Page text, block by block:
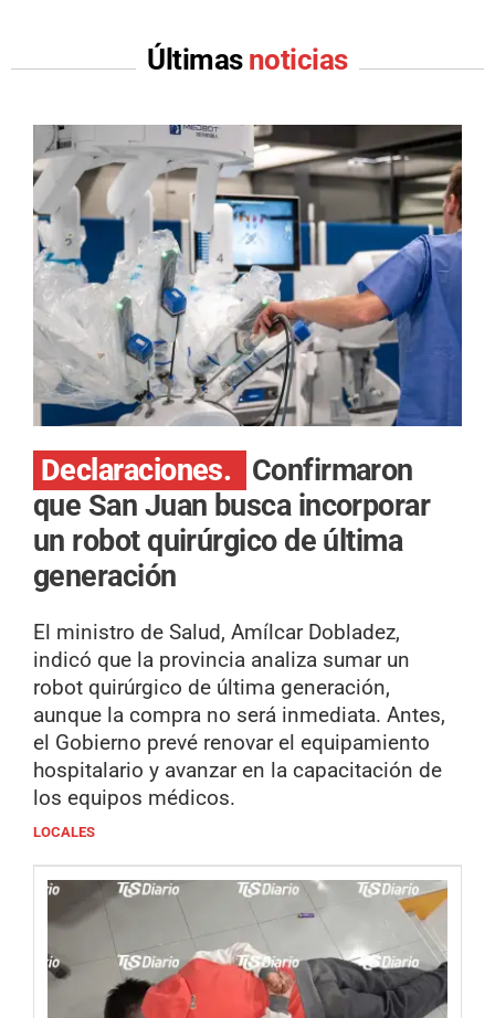
Últimas noticias
Declaraciones.
Confirmaron
que San Juan busca incorporar
un robot quirúrgico de última
generación
El ministro de Salud, Amílcar Dobladez,
indicó que la provincia analiza sumar un
robot quirúrgico de última generación,
aunque la compra no será inmediata. Antes,
el Gobierno prevé renovar el equipamiento
hospitalario y avanzar en la capacitación de
los equipos médicos.
LOCALES